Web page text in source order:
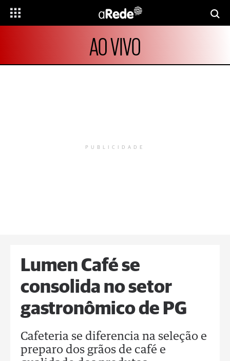
AO VIVO
PUBLICIDADE
Lumen Café se
consolida no setor
gastronômico de PG
Cafeteria se diferencia na seleção e
preparo dos grãos de café e